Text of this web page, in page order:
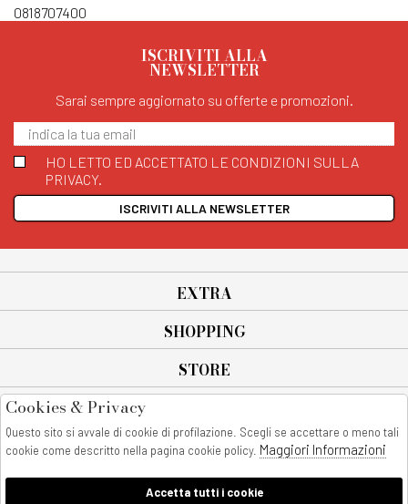
0818707400
ISCRIVITI ALLA
NEWSLETTER
Sarai sempre aggiornato su offerte e promozioni.
HO LETTO ED ACCETTATO LE CONDIZIONI SULLA
PRIVACY.
ISCRIVITI ALLA NEWSLETTER
EXTRA
SHOPPING
STORE
All rights reserved - © Copyright 2026
AnyAnyluxury srl - Sede Legale: Corso Vittorio Emanuele 90/A - 80053
castellammare di stabia - Italia
Cookies & Privacy
Questo sito si avvale di cookie di profilazione. Scegli se accettare o meno tali
cookie come descritto nella pagina cookie policy. Maggiori Informazioni
Accetta tutti i cookie